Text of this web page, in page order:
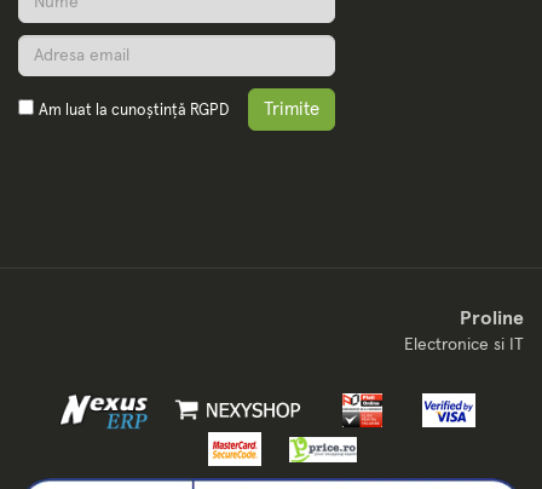
Echilibreaza-ti
desktopul
acestea cu un
Am luat la cunoștință RGPD Trimite
Proline
Electronice si IT